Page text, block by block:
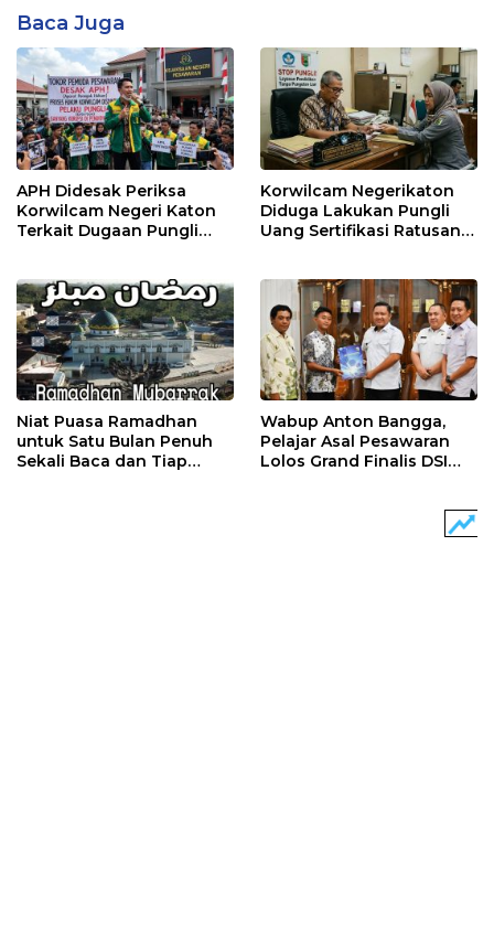
Baca Juga
APH Didesak Periksa
Korwilcam Negeri Katon
Terkait Dugaan Pungli
Korwilcam Negerikaton
Diduga Lakukan Pungli
Uang Sertifikasi Ratusan
Niat Puasa Ramadhan
untuk Satu Bulan Penuh
Sekali Baca dan Tiap
Wabup Anton Bangga,
Pelajar Asal Pesawaran
Lolos Grand Finalis DSI